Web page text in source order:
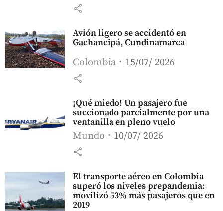
share
Avión ligero se accidentó en
Gachancipá, Cundinamarca
Colombia 15/07/ 2026
share
¡Qué miedo! Un pasajero fue
succionado parcialmente por una
ventanilla en pleno vuelo
Mundo 10/07/ 2026
share
El transporte aéreo en Colombia
superó los niveles prepandemia:
movilizó 53% más pasajeros que en
2019